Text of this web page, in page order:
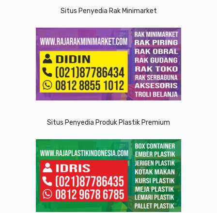
Situs Penyedia Rak Minimarket
Situs Penyedia Produk Plastik Premium